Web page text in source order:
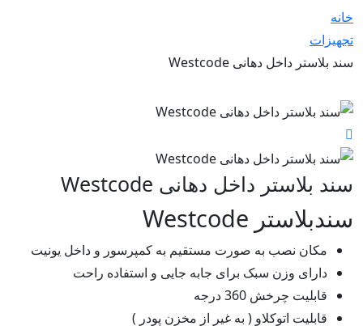
خانه
تجهیزات
سند بلاستر داخل دهانی Westcode
سند بلاستر داخل دهانی Westcode
سندبلاستر Westcode
مکان نصب به صورت مستقیم به کمپرسور و داخل یونیت
دارای وزن سبک برای جابه جایی و استفاده راحت
قابلیت چرخش 360 درجه
قابلیت اتوکلاو ( به غیر از مخزن پودر )